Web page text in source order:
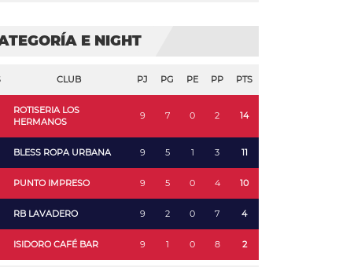
E NIGHT
CLUB PJ PG PE PP PTS
ROTISERIA LOS
HERMANOS
9 7 0 2 14
BLESS ROPA URBANA 9 5 1 3 11
PUNTO IMPRESO 9 5 0 4 10
RB LAVADERO 9 2 0 7 4
ISIDORO CAFÉ BAR 9 1 0 8 2